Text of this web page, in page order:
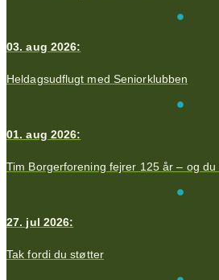
03. aug 2026:
Heldagsudflugt med Seniorklubben
01. aug 2026:
Tim Borgerforening fejrer 125 år – og du
27. jul 2026:
Tak fordi du støtter